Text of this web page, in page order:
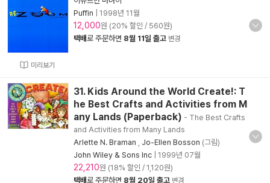
미리보기
Puffin
1998년 11월
12,000원 (20% 할인 / 560원)
택배로 주문하면 8월 11일 출고 변경
31. Kids Around the World Create!: T
he Best Crafts and Activities from M
any Lands (Paperback) - The Best Crafts
and Activities from Many Lands
Arlette N. Braman
Jo-Ellen Bosson (그림)
John Wiley & Sons Inc
1999년 07월
22,210원 (18% 할인 / 1,120원)
택배로 주문하면 8월 20일 출고 변경